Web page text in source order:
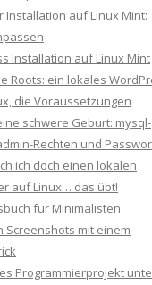
Installation auf Linux Mint:
Installation auf Linux Mint
Roots: ein lokales
die Voraussetzungen
schwere Geburt: mysql-
Rechten und
ich doch einen lokalen
auf Linux… das übt!
für Minimalisten
Screenshots mit einem
Programmierprojekt